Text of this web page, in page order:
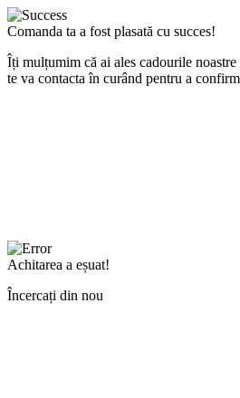
Comanda ta a fost plasată cu succes!
Îți mulțumim că ai ales cadourile
te va contacta în curând pentru a
Achitarea a eșuat!
Încercați din nou